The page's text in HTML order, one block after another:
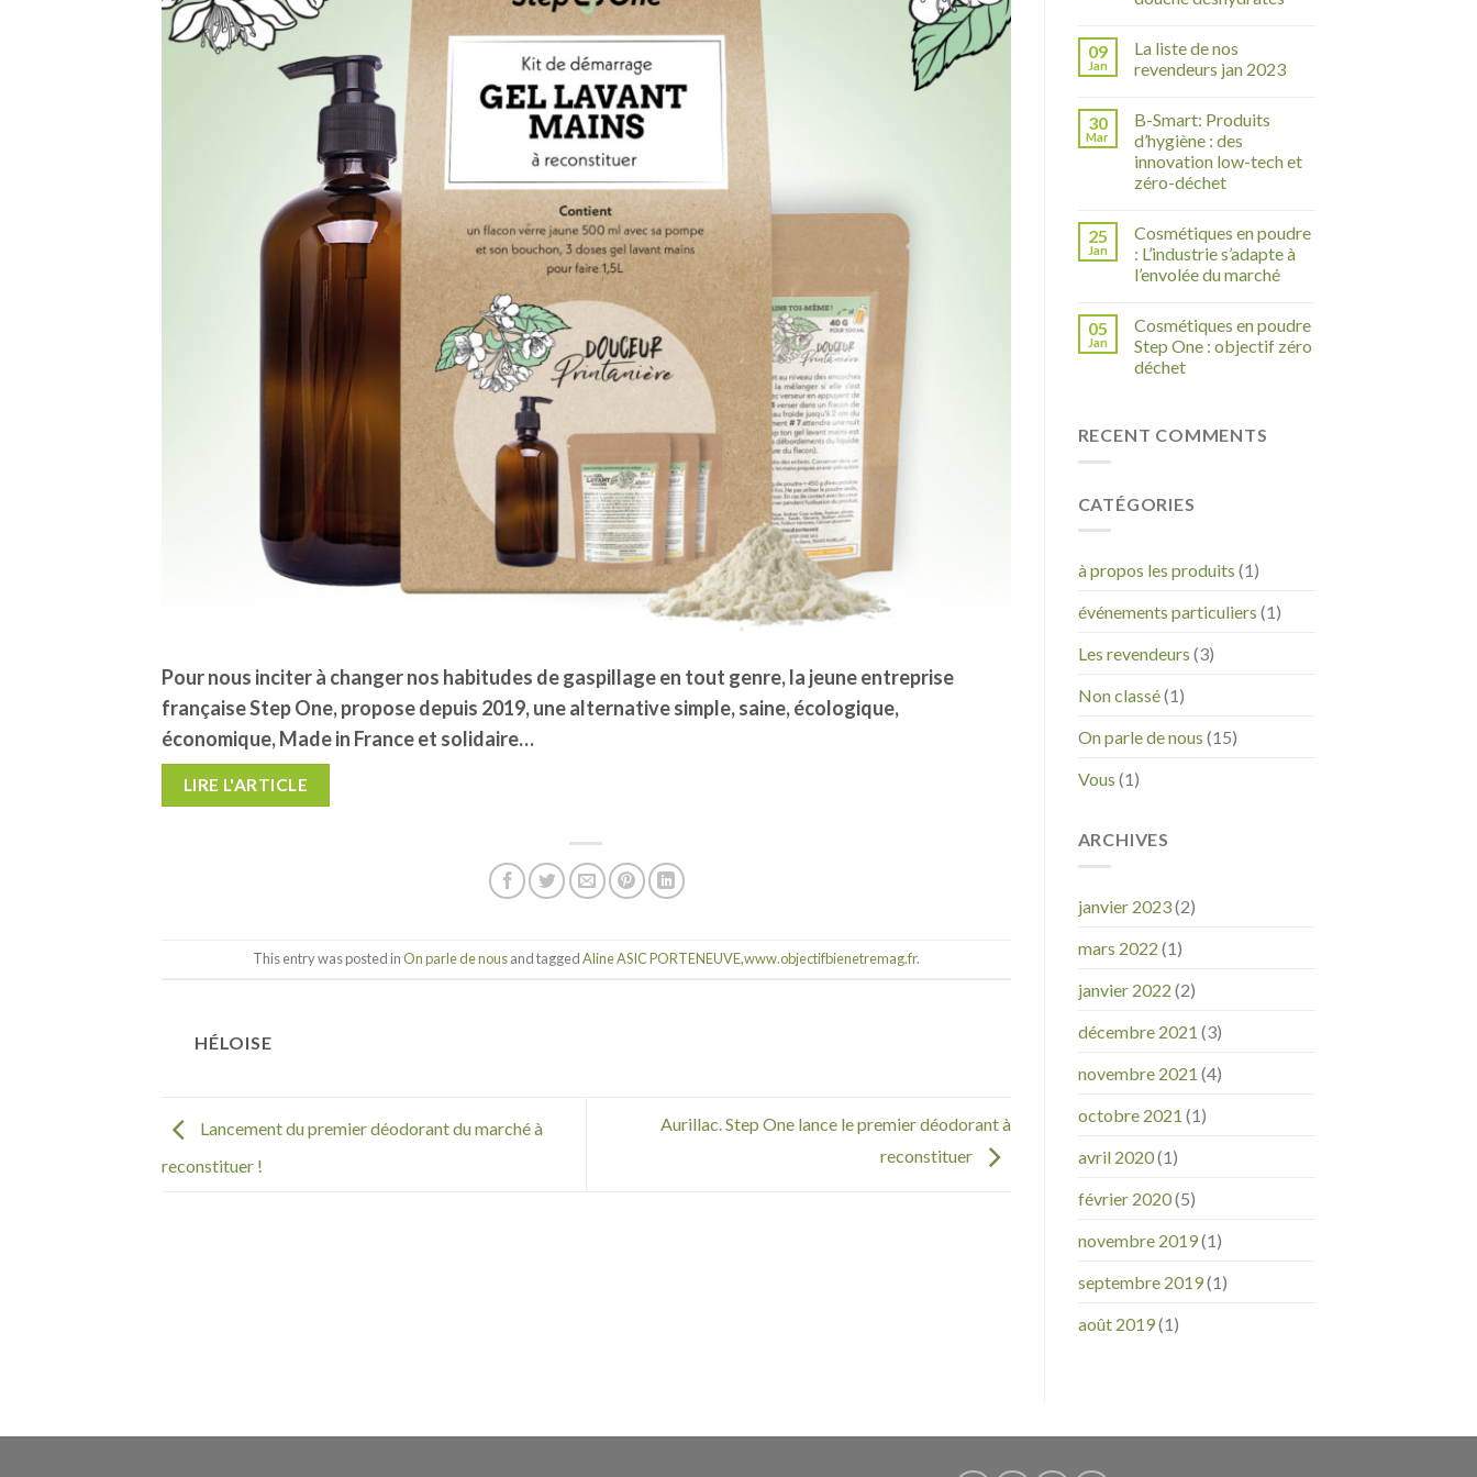
Pour nous inciter à changer nos habitudes de gaspillage en tout genre, la jeune entreprise
française Step One, propose depuis 2019, une alternative simple, saine, écologique,
économique, Made in France et solidaire…
LIRE L'ARTICLE
This entry was posted inOn parle de nousand taggedAline ASIC PORTENEUVE,www.objectifbienetremag.fr.
HÉLOISE
Lancement du premier déodorant du marché à
reconstituer !
Aurillac. Step One lance le premier déodorant à
reconstituer
09
Jan
La liste de nos
revendeurs jan 2023
30
Mar
B-Smart: Produits
d’hygiène : des
innovation low-tech et
zéro-déchet
25
Jan
Cosmétiques en poudre
: L’industrie s’adapte à
l’envolée du marché
05
Jan
Cosmétiques en poudre
Step One : objectif zéro
déchet
RECENT COMMENTS
CATÉGORIES
à propos les produits (1)
événements particuliers (1)
Les revendeurs (3)
Non classé(1)
On parle de nous (15)
Vous (1)
ARCHIVES
janvier 2023(2)
mars 2022 (1)
janvier 2022 (2)
décembre 2021 (3)
novembre 2021 (4)
octobre 2021 (1)
avril 2020(1)
février 2020(5)
novembre 2019(1)
septembre 2019(1)
août 2019(1)